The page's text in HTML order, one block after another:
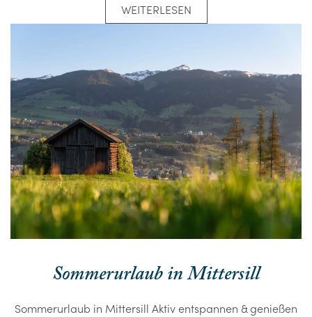
WEITERLESEN
Sommerurlaub in Mittersill
Sommerurlaub in Mittersill Aktiv entspannen & genießen